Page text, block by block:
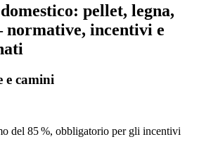
pellet, legna,
normative, incentivi e
e camini
del 85 %, obbligatorio per gli incentivi